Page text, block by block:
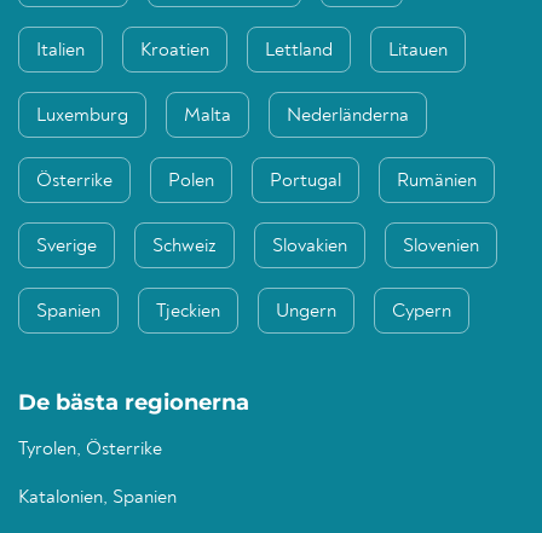
Italien Kroatien Lettland Litauen
Luxemburg Malta Nederländerna
Österrike Polen Portugal Rumänien
Sverige Schweiz Slovakien Slovenien
Spanien Tjeckien Ungern Cypern
De bästa regionerna
Tyrolen, Österrike
Katalonien, Spanien